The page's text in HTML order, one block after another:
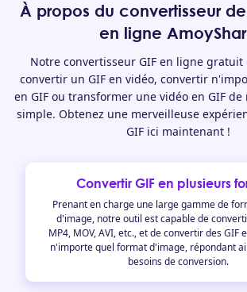
À propos du convertisseur
en ligne
Notre convertisseur GIF en ligne gratuit
convertir un GIF en vidéo, convertir
en GIF ou transformer une vidéo en GIF
simple. Obtenez une merveilleuse
GIF ici maintenant !
Convertir GIF en plusieurs
Prenant en charge une large gamme de
d'image, notre outil est capable de
MP4, MOV, AVI, etc., et de convertir des GIF
n'importe quel format d'image, répondant
besoins de conversion.